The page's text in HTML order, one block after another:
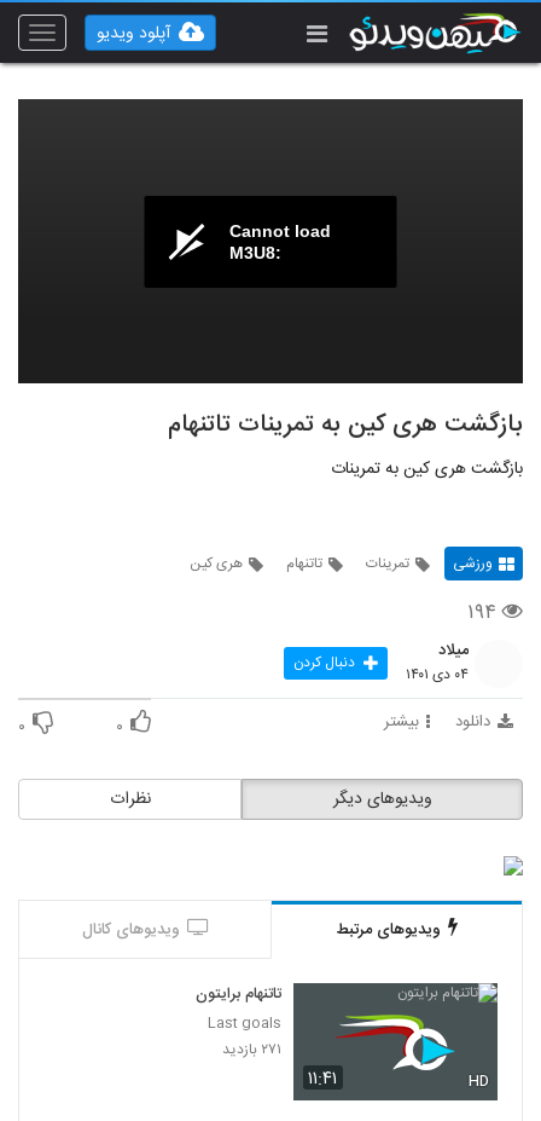
Toggle
آپلود ویدیو
Cannot load
M3U8:
بازگشت هری کین به تمرینات تاتنهام
بازگشت هری کین به تمرینات
ورزشی تمرینات تاتنهام هری کین
۱۹۴
میلاد
۰۴ دی ۱۴۰۱ دنبال کردن
دانلود بیشتر ۰ ۰
نظرات ویدیوهای دیگر
ویدیوهای مرتبط ویدیوهای کانال
۱۱:۴۱ HD
تاتنهام برایتون
Last goals
۲۷۱ بازدید